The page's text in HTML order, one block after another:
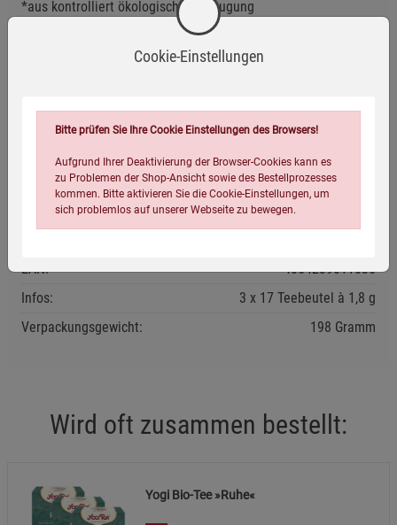
*aus kontrolliert ökologischer Erzeugung
Anwendungsempfehlung
Kühl und trocken lagern.
Mindestens haltbar bis: siehe Verpackung.
Eigenschaften
EAN:
4054239011036
Infos:
3 x 17 Teebeutel à 1,8 g
Verpackungsgewicht:
198 Gramm
Wird oft zusammen bestellt:
Yogi Bio-Tee »Ruhe«
Cookie-Einstellungen
Bitte prüfen Sie Ihre Cookie Einstellungen des Browsers!
Aufgrund Ihrer Deaktivierung der Browser-Cookies kann es
zu Problemen der Shop-Ansicht sowie des Bestellprozesses
kommen. Bitte aktivieren Sie die Cookie-Einstellungen, um
sich problemlos auf unserer Webseite zu bewegen.
Zurück Einstellungen speichern für die Gruppe
Einwilligung nicht erteilen
Beschreibung Notwendige Cookies